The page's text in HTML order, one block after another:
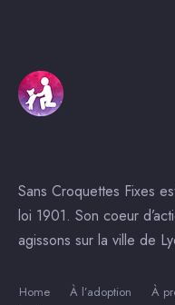
Sans Croquettes Fixes
loi 1901. Son coeur
agissons sur la ville de
Home À l’adoption À